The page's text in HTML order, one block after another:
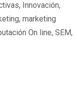
, Innovación,
, marketing
On line, SEM,